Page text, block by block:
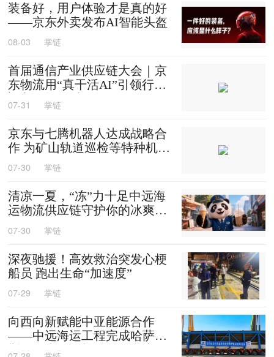
装备好，用户体验才是真的好
——京东外卖发布AI智能头盔
08-03 掌链
首届通信产业供应链大会｜京
东物流用“真干活AI”引领行业
迈入智能化时代
07-31 掌链
京东与七腾机器人达成战略合
作 为矿山轨道巡检等特种机器
人提供售后维修等服务
07-30 掌链
清凉一夏，“冻”力十足中远海
运物流供应链守护你的冰爽夏
07-30 掌链
深夜驰援！高效救治突发心梗
船员 跑出生命“加速度”
07-29 掌链
向西向新赋能中亚能源合作
——中远海运工程完成哈萨克
斯坦阿克套燃机项目首批大件